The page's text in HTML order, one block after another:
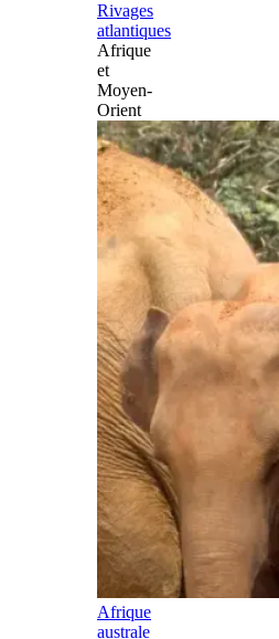
Rivages
atlantiques
Afrique
et
Moyen-
Orient
Afrique
australe